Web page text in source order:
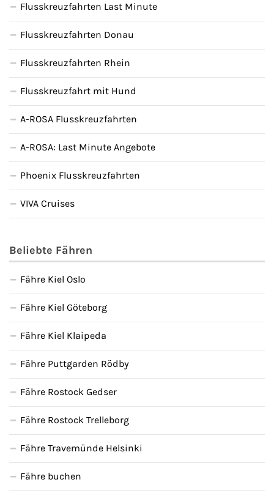
Flusskreuzfahrten Last Minute
Flusskreuzfahrten Donau
Flusskreuzfahrten Rhein
Flusskreuzfahrt mit Hund
A-ROSA Flusskreuzfahrten
A-ROSA: Last Minute Angebote
Phoenix Flusskreuzfahrten
VIVA Cruises
Beliebte Fähren
Fähre Kiel Oslo
Fähre Kiel Göteborg
Fähre Kiel Klaipeda
Fähre Puttgarden Rödby
Fähre Rostock Gedser
Fähre Rostock Trelleborg
Fähre Travemünde Helsinki
Fähre buchen